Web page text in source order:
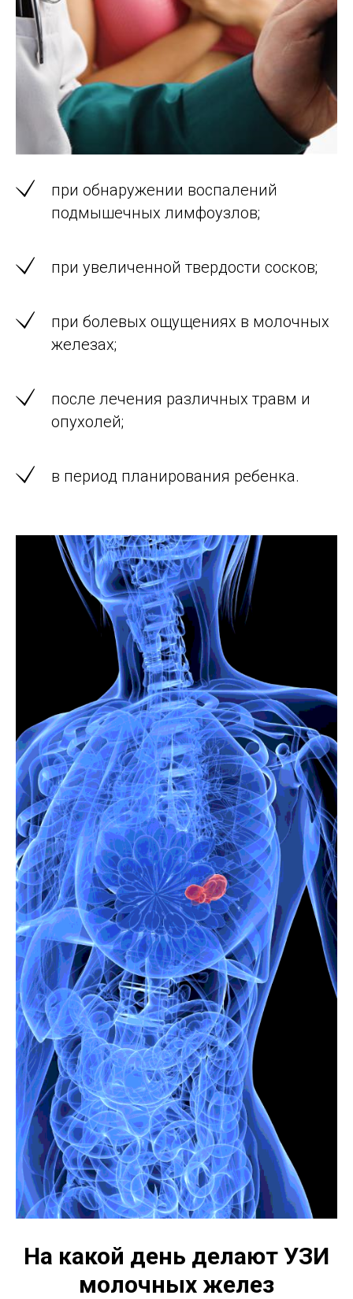
при обнаружении воспалений
подмышечных лимфоузлов;
при увеличенной твердости сосков;
при болевых ощущениях в молочных
железах;
после лечения различных травм и
опухолей;
в период планирования ребенка.
На какой день делают УЗИ
молочных желез